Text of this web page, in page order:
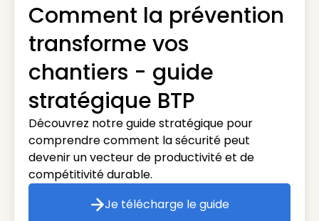
Comment la prévention
transforme vos
chantiers - guide
stratégique BTP
Découvrez notre guide stratégique pour
comprendre comment la sécurité peut
devenir un vecteur de productivité et de
compétitivité durable.
Je télécharge le guide
Je télécharge le guide